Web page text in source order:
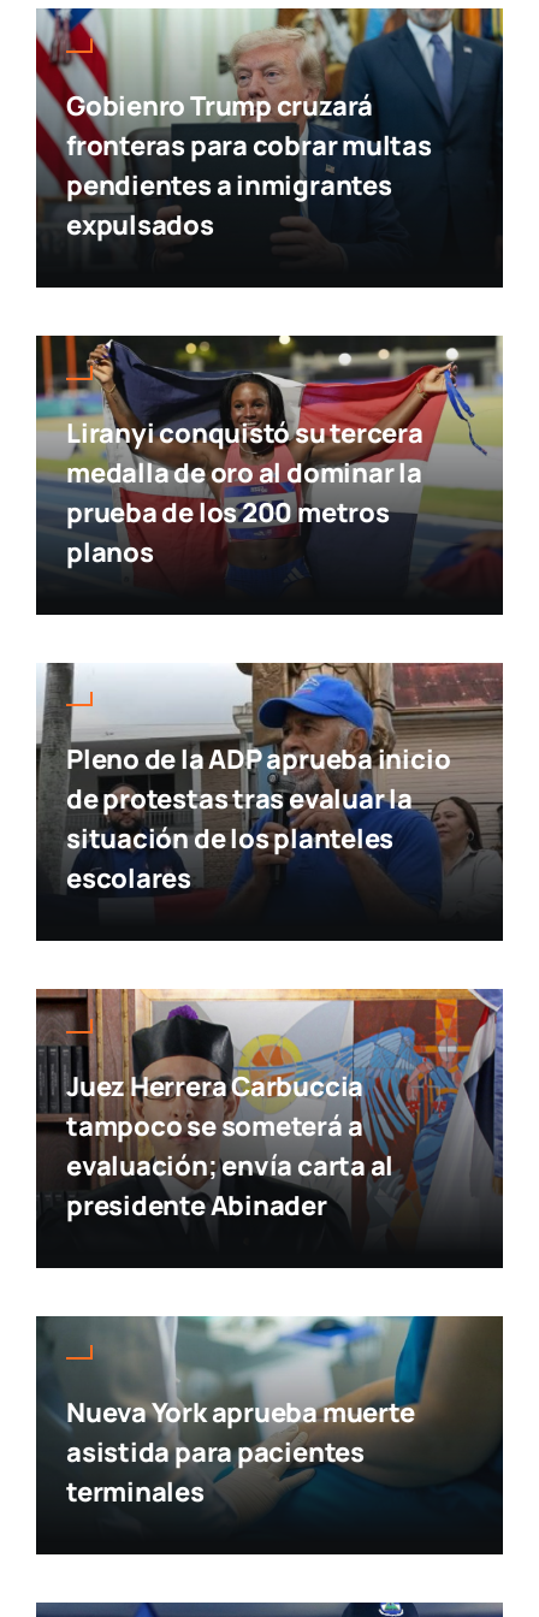
Gobienro Trump cruzará
fronteras para cobrar multas
pendientes a inmigrantes
expulsados
Liranyi conquistó su tercera
medalla de oro al dominar la
prueba de los 200 metros
planos
Pleno de la ADP aprueba inicio
de protestas tras evaluar la
situación de los planteles
escolares
Juez Herrera Carbuccia
tampoco se someterá a
evaluación; envía carta al
presidente Abinader
Nueva York aprueba muerte
asistida para pacientes
terminales